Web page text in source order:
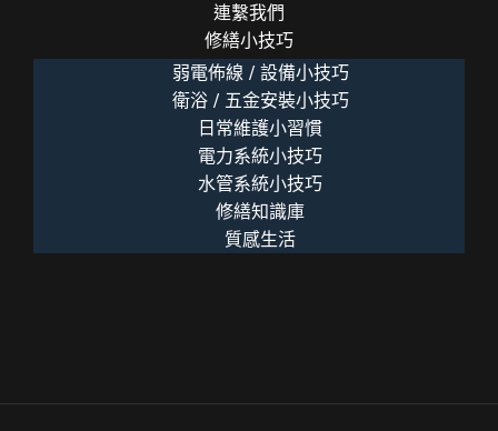
連繫我們
修繕小技巧
弱電佈線 / 設備小技巧
衛浴 / 五金安裝小技巧
日常維護小習慣
電力系統小技巧
水管系統小技巧
修繕知識庫
質感生活